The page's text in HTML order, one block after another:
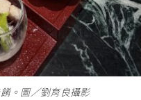
。圖∕劉育良攝影